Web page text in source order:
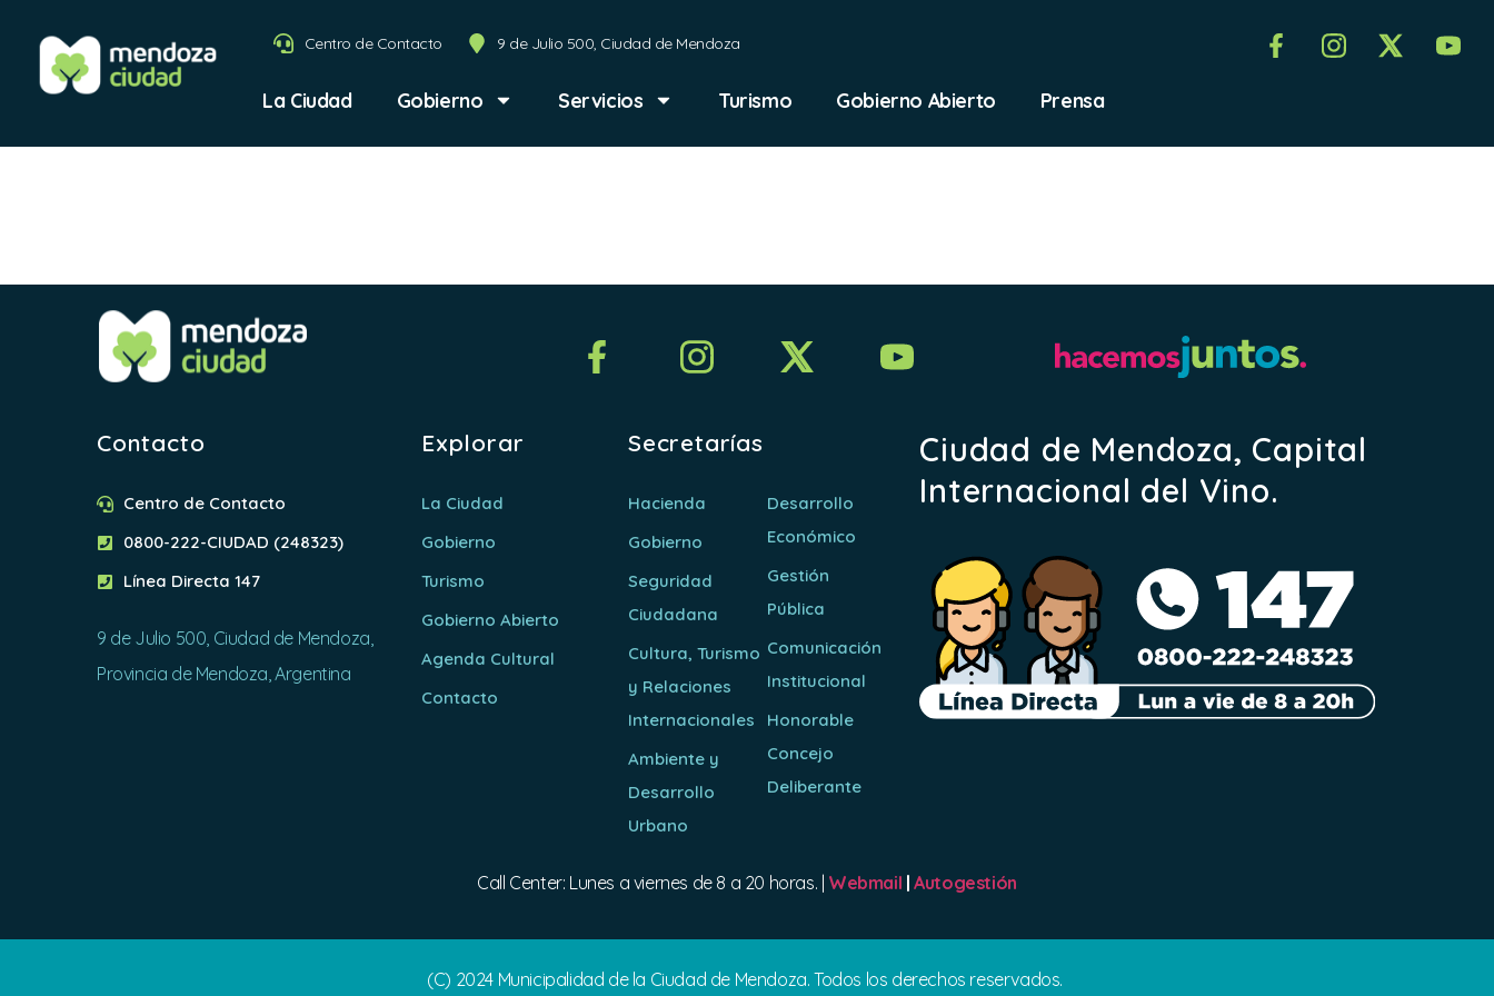
Centro de Contacto 9 de Julio 500, Ciudad de Mendoza
La Ciudad Gobierno Servicios Turismo Gobierno Abierto Prensa
Contacto
Centro de Contacto
0800-222-CIUDAD (248323)
Línea Directa 147
9 de Julio 500, Ciudad de Mendoza,
Provincia de Mendoza, Argentina
Explorar
La Ciudad
Gobierno
Turismo
Gobierno Abierto
Agenda Cultural
Contacto
Secretarías
Hacienda
Gobierno
Seguridad
Ciudadana
Cultura, Turismo
y Relaciones
Internacionales
Ambiente y
Desarrollo
Urbano
Desarrollo
Económico
Gestión
Pública
Comunicación
Institucional
Honorable
Concejo
Deliberante
Ciudad de Mendoza, Capital
Internacional del Vino.
Call Center: Lunes a viernes de 8 a 20 horas. | Webmail |Autogestión
(C) 2024 Municipalidad de la Ciudad de Mendoza. Todos los derechos reservados.